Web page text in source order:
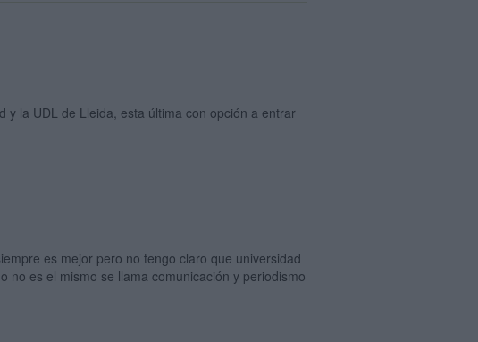
y la UDL de Lleida, esta última con opción a entrar
es mejor pero no tengo claro que universidad
no es el mismo se llama comunicación y periodismo